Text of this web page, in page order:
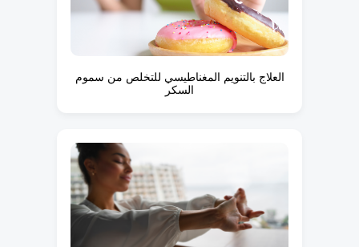
العلاج بالتنويم المغناطيسي للتخلص من سموم
السكر